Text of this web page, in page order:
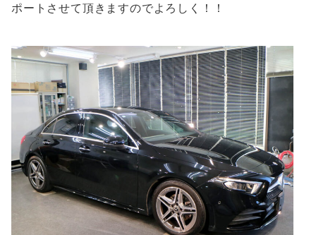
ポートさせて頂きますのでよろしく！！